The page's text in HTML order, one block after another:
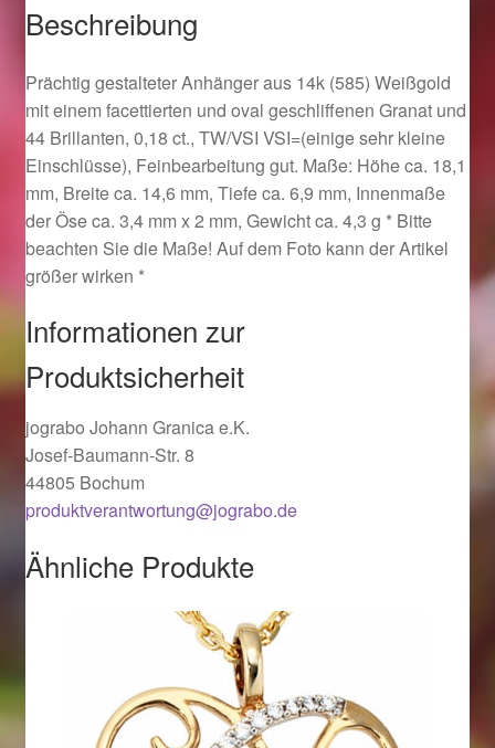
Ostergeschenke finden für Ostern 2015
Ostergeschenke finden für Ostern 2016
Ostergeschenke finden für Ostern 2017
Ostergeschenke finden für Ostern 2018
Ostergeschenke finden für Ostern 2019
Ostergeschenke finden für Ostern 2020
Ostergeschenke finden für Ostern 2022
Partner
Shop
Startseite
Beschreibung
Prächtig gestalteter Anhänger aus 14k (585) Weißgold
mit einem facettierten und oval geschliffenen Granat und
44 Brillanten, 0,18 ct., TW/VSI VSI=(einige sehr kleine
Einschlüsse), Feinbearbeitung gut. Maße: Höhe ca. 18,1
mm, Breite ca. 14,6 mm, Tiefe ca. 6,9 mm, Innenmaße
der Öse ca. 3,4 mm x 2 mm, Gewicht ca. 4,3 g * Bitte
beachten Sie die Maße! Auf dem Foto kann der Artikel
größer wirken *
Informationen zur
Produktsicherheit
jograbo Johann Granica e.K.
Josef-Baumann-Str. 8
44805 Bochum
produktverantwortung@jograbo.de
Ähnliche Produkte